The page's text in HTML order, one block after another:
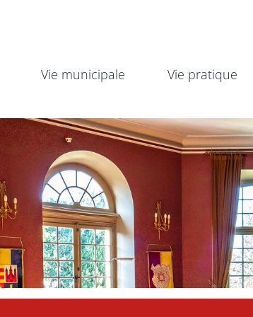
Vie municipale Vie pratique